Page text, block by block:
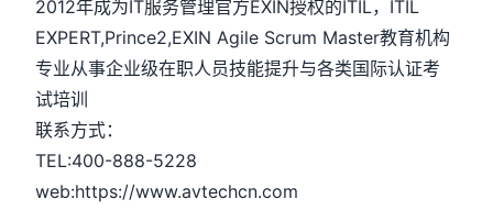
2012年成为IT服务管理官方EXIN授权的ITIL，ITIL
EXPERT,Prince2,EXIN Agile Scrum Master教育机构
专业从事企业级在职人员技能提升与各类国际认证考
试培训
联系方式：
TEL:400-888-5228
web:https://www.avtechcn.com